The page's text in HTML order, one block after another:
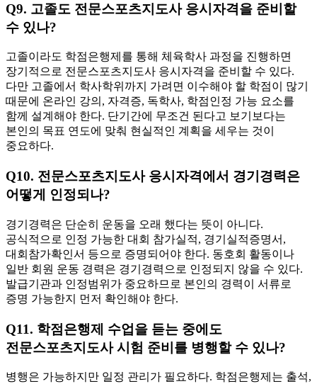
Q9. 고졸도 전문스포츠지도사 응시자격을 준비할
수 있나?
고졸이라도 학점은행제를 통해 체육학사 과정을 진행하면
장기적으로 전문스포츠지도사 응시자격을 준비할 수 있다.
다만 고졸에서 학사학위까지 가려면 이수해야 할 학점이 많기
때문에 온라인 강의, 자격증, 독학사, 학점인정 가능 요소를
함께 설계해야 한다. 단기간에 무조건 된다고 보기보다는
본인의 목표 연도에 맞춰 현실적인 계획을 세우는 것이
중요하다.
Q10. 전문스포츠지도사 응시자격에서 경기경력은
어떻게 인정되나?
경기경력은 단순히 운동을 오래 했다는 뜻이 아니다.
공식적으로 인정 가능한 대회 참가실적, 경기실적증명서,
대회참가확인서 등으로 증명되어야 한다. 동호회 활동이나
일반 회원 운동 경력은 경기경력으로 인정되지 않을 수 있다.
발급기관과 인정범위가 중요하므로 본인의 경력이 서류로
증명 가능한지 먼저 확인해야 한다.
Q11. 학점은행제 수업을 듣는 중에도
전문스포츠지도사 시험 준비를 병행할 수 있나?
병행은 가능하지만 일정 관리가 필요하다. 학점은행제는 출석,